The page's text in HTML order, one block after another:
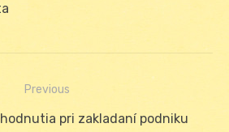
Previous
pri zakladaní podniku